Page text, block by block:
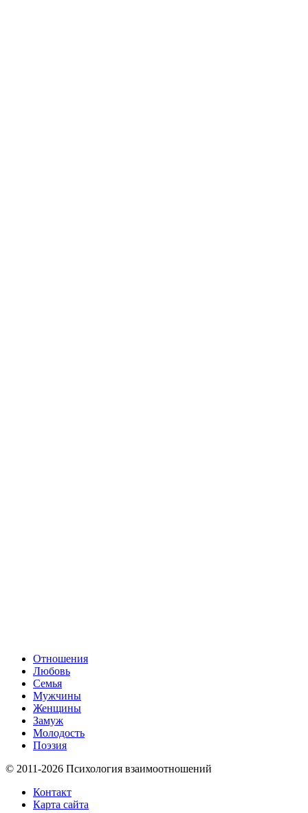
Отношения
Любовь
Семья
Мужчины
Женщины
Замуж
Молодость
Поэзия
© 2011-2026 Психология взаимоотношений
Контакт
Карта сайта